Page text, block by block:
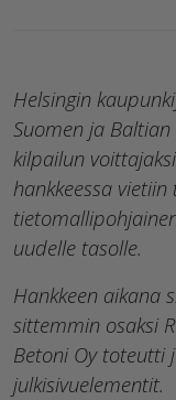
Helsingin
Suomen ja
kilpailun
hankkeessa
uudelle tasolle.
Hankkeen aikana
sittemmin osaksi
Betoni Oy toteutti
julkisivuelementit.